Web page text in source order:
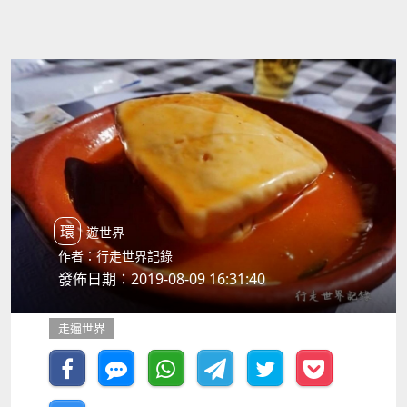
環遊世界
作者：行走世界記錄
發佈日期：2019-08-09 16:31:40
走遍世界